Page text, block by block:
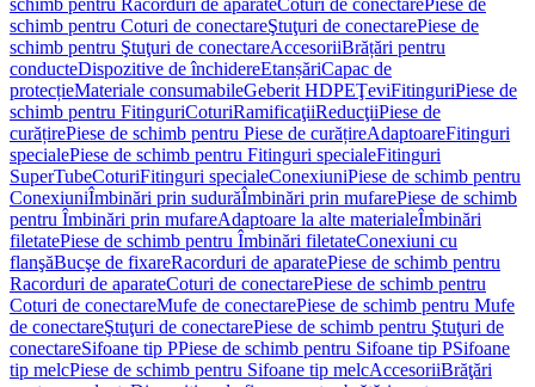
schimb pentru Racorduri de aparateCoturi de conectarePiese de
schimb pentru Coturi de conectareŞtuţuri de conectarePiese de
schimb pentru Ştuţuri de conectareAccesoriiBrățări pentru
conducteDispozitive de închidereEtanșăriCapac de
protecțieMateriale consumabileGeberit HDPEŢeviFitinguriPiese de
schimb pentru FitinguriCoturiRamificaţiiReducţiiPiese de
curățirePiese de schimb pentru Piese de curățireAdaptoareFitinguri
specialePiese de schimb pentru Fitinguri specialeFitinguri
SuperTubeCoturiFitinguri specialeConexiuniPiese de schimb pentru
ConexiuniÎmbinări prin sudurăÎmbinări prin mufarePiese de schimb
pentru Îmbinări prin mufareAdaptoare la alte materialeÎmbinări
filetatePiese de schimb pentru Îmbinări filetateConexiuni cu
flanşăBucşe de fixareRacorduri de aparatePiese de schimb pentru
Racorduri de aparateCoturi de conectarePiese de schimb pentru
Coturi de conectareMufe de conectarePiese de schimb pentru Mufe
de conectareŞtuţuri de conectarePiese de schimb pentru Ştuţuri de
conectareSifoane tip PPiese de schimb pentru Sifoane tip PSifoane
tip melcPiese de schimb pentru Sifoane tip melcAccesoriiBrăţări